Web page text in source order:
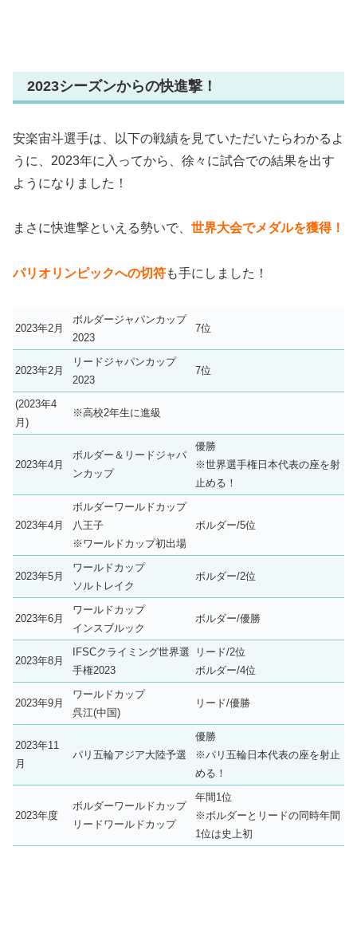
2023シーズンからの快進撃！
安楽宙斗選手は、以下の戦績を見ていただいたらわかるよ
うに、2023年に入ってから、徐々に試合での結果を出す
ようになりました！
まさに快進撃といえる勢いで、 世界大会でメダルを獲得！
パリオリンピックへの切符も手にしました！
2023年2月
ボルダージャパンカップ
2023
7位
2023年2月
リードジャパンカップ
2023
7位
(2023年4
月)
※高校2年生に進級
2023年4月
ボルダー＆リードジャパ
ンカップ
優勝
※世界選手権日本代表の座を射
止める！
2023年4月
ボルダーワールドカップ
八王子
※ワールドカップ初出場
ボルダー/5位
2023年5月
ワールドカップ
ソルトレイク
ボルダー/2位
2023年6月
ワールドカップ
インスブルック
ボルダー/優勝
2023年8月
IFSCクライミング世界選
手権2023
リード/2位
ボルダー/4位
2023年9月
ワールドカップ
呉江(中国)
リード/優勝
2023年11
月
パリ五輪アジア大陸予選
優勝
※パリ五輪日本代表の座を射止
める！
2023年度
ボルダーワールドカップ
リードワールドカップ
年間1位
※ボルダーとリードの同時年間
1位は史上初